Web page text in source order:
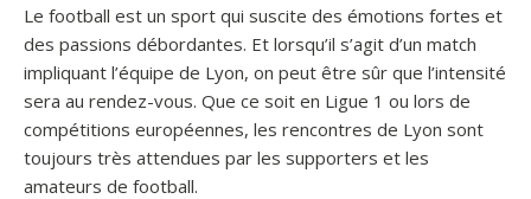
Le football est un sport qui suscite des émotions fortes et
des passions débordantes. Et lorsqu’il s’agit d’un match
impliquant l’équipe de Lyon, on peut être sûr que l’intensité
sera au rendez-vous. Que ce soit en Ligue 1 ou lors de
compétitions européennes, les rencontres de Lyon sont
toujours très attendues par les supporters et les
amateurs de football.